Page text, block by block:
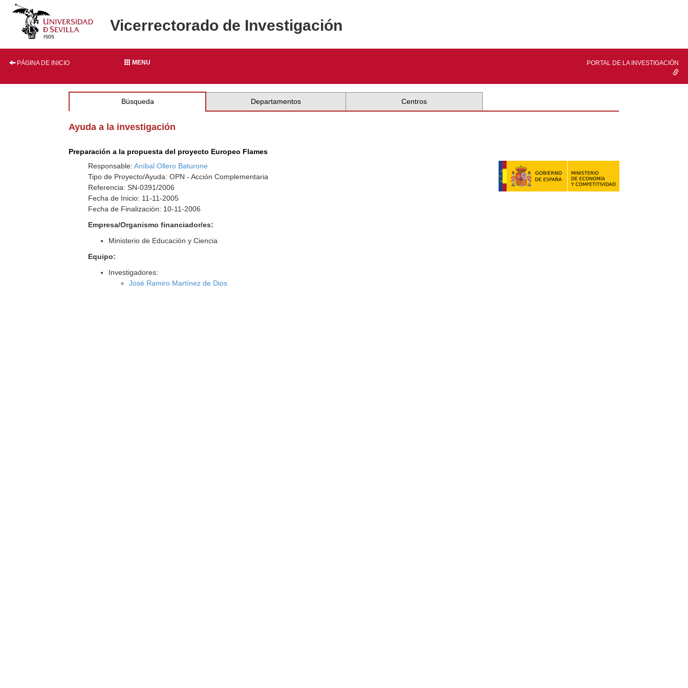
Vicerrectorado de Investigación
PÁGINA DE INICIO MENU PORTAL DE LA INVESTIGACIÓN
Búsqueda Departamentos Centros
Ayuda a la investigación
Preparación a la propuesta del proyecto Europeo Flames
Responsable:Aníbal Ollero Baturone
Tipo de Proyecto/Ayuda: OPN - Acción Complementaria
Referencia: SN-0391/2006
Fecha de Inicio: 11-11-2005
Fecha de Finalización: 10-11-2006
Empresa/Organismo financiador/es:
Ministerio de Educación y Ciencia
Equipo:
Investigadores:
José Ramiro Martínez de Dios